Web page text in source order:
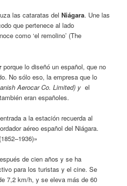
las cataratas delNiágara. Une las
que pertenece al lado
como ‘el remolino’ (The
porque lo diseñó un español, que no
No sólo eso, la empresa que lo
Aerocar Co. Limited) y el
eran españoles.
a la estación recuerda al
aéreo español del Niágara.
de cien años y se ha
para los turistas y el cine. Se
7,2 km/h, y se eleva más de 60